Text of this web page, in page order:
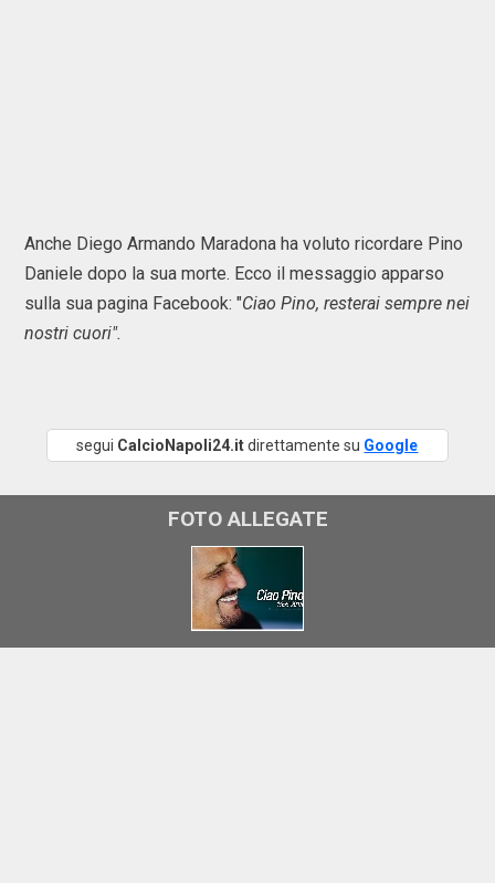
Anche Diego Armando Maradona ha voluto ricordare Pino
Daniele dopo la sua morte. Ecco il messaggio apparso
sulla sua pagina Facebook: "Ciao Pino, resterai sempre nei
nostri cuori".
segui CalcioNapoli24.itdirettamente su Google
FOTO ALLEGATE